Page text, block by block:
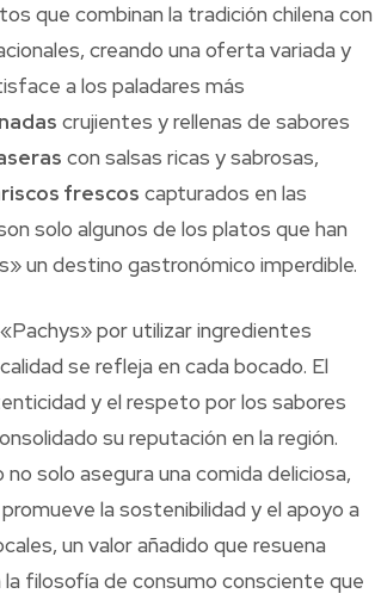
que combinan la tradición chilena con
creando una oferta variada y
a los paladares más
crujientes y rellenas de sabores
con salsas ricas y sabrosas,
frescos capturados en las
solo algunos de los platos que han
un destino gastronómico imperdible.
por utilizar ingredientes
se refleja en cada bocado. El
y el respeto por los sabores
su reputación en la región.
solo asegura una comida deliciosa,
la sostenibilidad y el apoyo a
un valor añadido que resuena
filosofía de consumo consciente que